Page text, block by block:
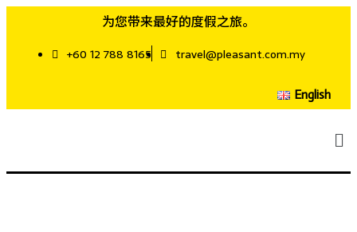
为您带来最好的度假之旅。
+60 12 788 8165 travel@pleasant.com.my
English